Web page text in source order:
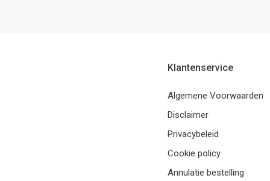
Klantenservice
Algemene Voorwaarden
Disclaimer
Privacybeleid
Cookie policy
Annulatie bestelling